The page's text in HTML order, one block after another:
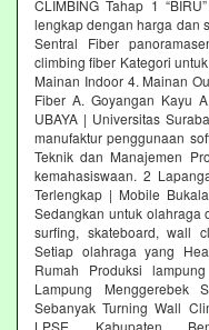
CLIMBING Tahap 1
lengkap dengan harga dan
Sentral Fiber
climbing fiber Kategori
Mainan Indoor 4. Mainan
Fiber A. Goyangan Kayu
UBAYA | Universitas
manufaktur penggunaan
Teknik dan Manajemen
kemahasiswaan. 2
Terlengkap | Mobile
Sedangkan untuk olahraga
surfing, skateboard, wall
Setiap olahraga yang
Rumah Produksi
Lampung Menggerebek
Sebanyak Turning Wall
LPSE Kabupaten